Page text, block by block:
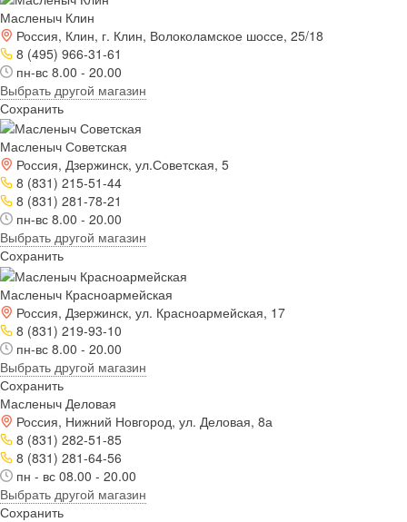
Масленыч Клин
Россия, Клин, г. Клин, Волоколамское шоссе, 25/18
8 (495) 966-31-61
пн-вс 8.00 - 20.00
Выбрать другой магазин
Сохранить
Масленыч Советская
Россия, Дзержинск, ул.Советская, 5
8 (831) 215-51-44
8 (831) 281-78-21
пн-вс 8.00 - 20.00
Выбрать другой магазин
Сохранить
Масленыч Красноармейская
Россия, Дзержинск, ул. Красноармейская, 17
8 (831) 219-93-10
пн-вс 8.00 - 20.00
Выбрать другой магазин
Сохранить
Масленыч Деловая
Россия, Нижний Новгород, ул. Деловая, 8а
8 (831) 282-51-85
8 (831) 281-64-56
пн - вс 08.00 - 20.00
Выбрать другой магазин
Сохранить